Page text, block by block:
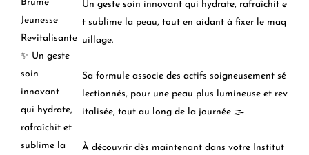
Un geste soin innovant qui hydrate, rafraîchit e
t sublime la peau, tout en aidant à fixer le maq
uillage.
Sa formule associe des actifs soigneusement sé
lectionnés, pour une peau plus lumineuse et rev
italisée, tout au long de la journée 🌫️
À découvrir dès maintenant dans votre Institut